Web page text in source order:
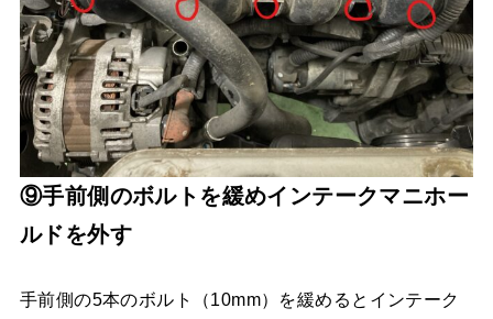
⑨手前側のボルトを緩めインテークマニホー
ルドを外す
手前側の5本のボルト（10mm）を緩めるとインテーク